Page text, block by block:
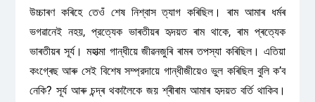
উচ্চাৰণ কৰিহে তেওঁ শেষ নিশ্বাস ত্যাগ কৰিছিল। ৰাম আমাৰ ধৰ্মৰ
ভগৱানেই নহয়, প্রত্যেক ভাৰতীয়ৰ হৃদয়ত ৰাম থাকে, ৰাম প্ৰত্যেক
ভাৰতীয়ৰ সূর্য। মহাত্মা গান্ধীয়ে জীৱনজুৰি ৰামৰ তপস্যা কৰিছিল। এতিয়া
কংগ্ৰেছ আৰু সেই বিশেষ সম্প্রদায়ে গান্ধীজীয়েও ভুল কৰিছিল বুলি ক’ব
নেকি? সূর্য আৰু চন্দ্ৰ থকালৈকে জয় শ্ৰীৰাম আমাৰ হৃদয়ত বৰ্তি থাকিব।